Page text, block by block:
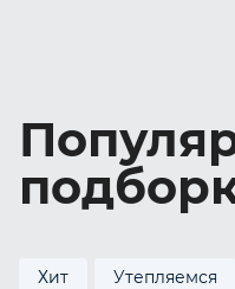
Хит Утепляемся